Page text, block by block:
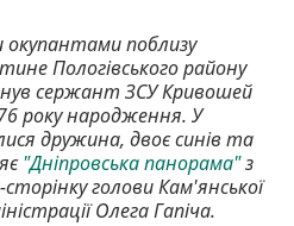
окупантами поблизу
Пологівського району
сержант ЗСУ Кривошей
року народження. У
дружина, двоє синів та
"Дніпровська панорама"з
голови Кам'янської
Олега Гапіча.